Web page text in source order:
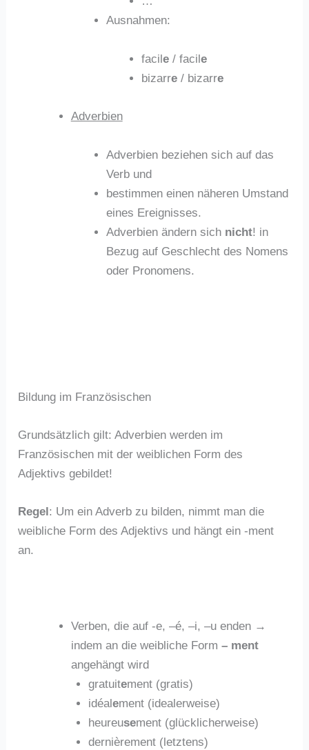
Ausnahmen:
facile/ facile
bizarre/ bizarre
Adverbien
Adverbien beziehen sich auf das
Verb und
bestimmen einen näheren Umstand
eines Ereignisses.
Adverbien ändern sich nicht! in
Bezug auf Geschlecht des Nomens
oder Pronomens.
Bildung im Französischen
Grundsätzlich gilt: Adverbien werden im
Französischen mit der weiblichen Form des
Adjektivs gebildet!
Regel: Um ein Adverb zu bilden, nimmt man die
weibliche Form des Adjektivs und hängt ein -ment
an.
Verben, die auf -e, –é, –i, –u enden →
indem an die weibliche Form – ment
angehängt wird
gratuitement (gratis)
idéalement (idealerweise)
heureusement (glücklicherweise)
dernièrement (letztens)